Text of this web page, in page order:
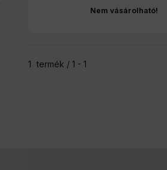
Nem vásárolható!
1 termék 1 1